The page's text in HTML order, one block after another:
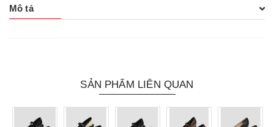
Mô tả
SẢN PHẨM LIÊN QUAN